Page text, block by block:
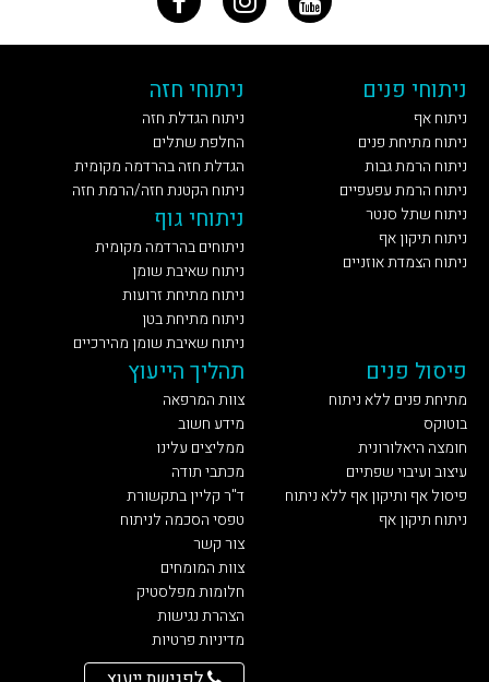
ניתוחי פנים
ניתוח אף
ניתוח מתיחת פנים
ניתוח הרמת גבות
ניתוח הרמת עפעפיים
ניתוח שתל סנטר
ניתוח תיקון אף
ניתוח הצמדת אוזניים
ניתוחי חזה
ניתוח הגדלת חזה
החלפת שתלים
הגדלת חזה בהרדמה מקומית
ניתוח הקטנת חזה/הרמת חזה
ניתוחי גוף
ניתוחים בהרדמה מקומית
ניתוח שאיבת שומן
ניתוח מתיחת זרועות
ניתוח מתיחת בטן
ניתוח שאיבת שומן מהירכיים
פיסול פנים
מתיחת פנים ללא ניתוח
בוטוקס
חומצה היאלורונית
עיצוב ועיבוי שפתיים
פיסול אף ותיקון אף ללא ניתוח
ניתוח תיקון אף
תהליך הייעוץ
צוות המרפאה
מידע חשוב
ממליצים עלינו
מכתבי תודה
ד"ר קליין בתקשורת
טפסי הסכמה לניתוח
צור קשר
צוות המומחים
חלומות מפלסטיק
הצהרת נגישות
מדיניות פרטיות